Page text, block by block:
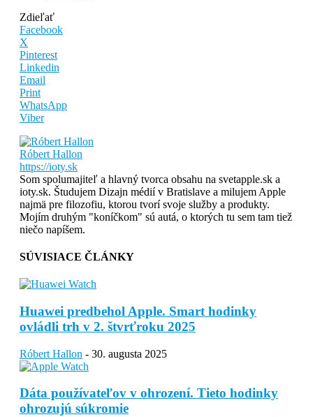
Zdieľať
Facebook
X
Pinterest
Linkedin
Email
Print
WhatsApp
Viber
Róbert Hallon
https://ioty.sk
Som spolumajiteľ a hlavný tvorca obsahu na svetapple.sk a
ioty.sk. Študujem Dizajn médií v Bratislave a milujem Apple
najmä pre filozofiu, ktorou tvorí svoje služby a produkty.
Mojím druhým "koníčkom" sú autá, o ktorých tu sem tam tiež
niečo napíšem.
SÚVISIACE ČLÁNKY
Huawei predbehol Apple. Smart hodinky
ovládli trh v 2. štvrťroku 2025
Róbert Hallon - 30. augusta 2025
Dáta používateľov v ohrození. Tieto hodinky
ohrozujú súkromie